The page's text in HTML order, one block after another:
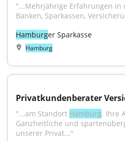
"...Mehrjährige Erfahrungen in
Banken, Sparkassen,
Hamburger Sparkasse
Hamburg
Privatkundenberater
"...am Standort Hamburg. Ihre
Ganzheitliche und
unserer Privat..."